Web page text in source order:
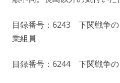
目録番号：6243 下関戦争
乗組員
目録番号：6244 下関戦争の